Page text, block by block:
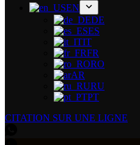
EN
DE
ES
IT
FR
RO
AR
RU
PT
CITATION SUR UNE LIGNE